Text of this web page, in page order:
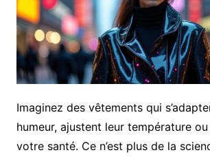
Imaginez des vêtements qui
humeur, ajustent leur température
votre santé. Ce n’est plus de la